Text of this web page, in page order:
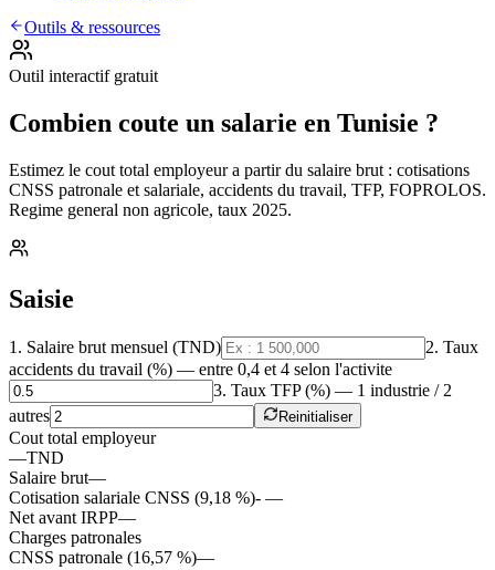
Outils & ressources
Outil interactif gratuit
Combien coute un salarie en Tunisie ?
Estimez le cout total employeur a partir du salaire brut : cotisations
CNSS patronale et salariale, accidents du travail, TFP, FOPROLOS.
Regime general non agricole, taux 2025.
Saisie
1. Salaire brut mensuel (TND)
2. Taux
accidents du travail (%) — entre 0,4 et 4 selon l'activite
3. Taux TFP (%) — 1 industrie / 2
autres
Reinitialiser
Cout total employeur
—TND
Salaire brut—
Cotisation salariale CNSS (9,18 %)- —
Net avant IRPP—
Charges patronales
CNSS patronale (16,57 %)—